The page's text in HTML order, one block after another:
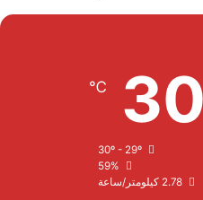
30
℃
30º - 29º
59%
2.78 كيلومتر/ساعة